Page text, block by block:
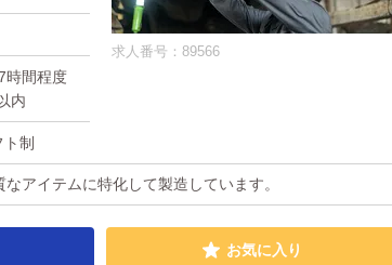
求人番号：89566
間程度
内
制
アイテムに特化して製造しています。
お気に入り